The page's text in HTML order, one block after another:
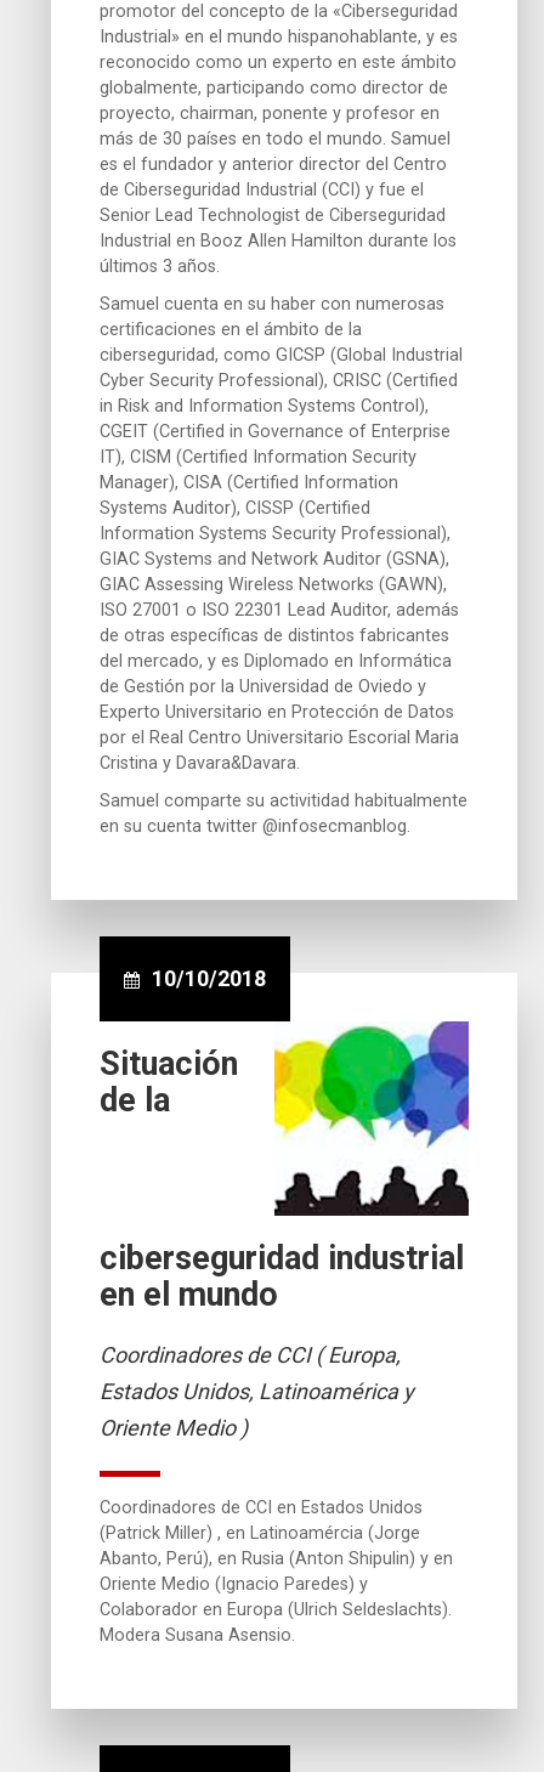
promotor del concepto de la «Ciberseguridad
Industrial» en el mundo hispanohablante, y es
reconocido como un experto en este ámbito
globalmente, participando como director de
proyecto, chairman, ponente y profesor en
más de 30 países en todo el mundo. Samuel
es el fundador y anterior director del Centro
de Ciberseguridad Industrial (CCI) y fue el
Senior Lead Technologist de Ciberseguridad
Industrial en Booz Allen Hamilton durante los
últimos 3 años.
Samuel cuenta en su haber con numerosas
certificaciones en el ámbito de la
ciberseguridad, como GICSP (Global Industrial
Cyber Security Professional), CRISC (Certified
in Risk and Information Systems Control),
CGEIT (Certified in Governance of Enterprise
IT), CISM (Certified Information Security
Manager), CISA (Certified Information
Systems Auditor), CISSP (Certified
Information Systems Security Professional),
GIAC Systems and Network Auditor (GSNA),
GIAC Assessing Wireless Networks (GAWN),
ISO 27001 o ISO 22301 Lead Auditor, además
de otras específicas de distintos fabricantes
del mercado, y es Diplomado en Informática
de Gestión por la Universidad de Oviedo y
Experto Universitario en Protección de Datos
por el Real Centro Universitario Escorial Maria
Cristina y Davara&Davara.
Samuel comparte su activitidad habitualmente
en su cuenta twitter @infosecmanblog.
10/10/2018
Situación
de la
ciberseguridad industrial
en el mundo
Coordinadores de CCI ( Europa,
Estados Unidos, Latinoamérica y
Oriente Medio )
Coordinadores de CCI en Estados Unidos
(Patrick Miller) , en Latinoamércia (Jorge
Abanto, Perú), en Rusia (Anton Shipulin) y en
Oriente Medio (Ignacio Paredes) y
Colaborador en Europa (Ulrich Seldeslachts).
Modera Susana Asensio.